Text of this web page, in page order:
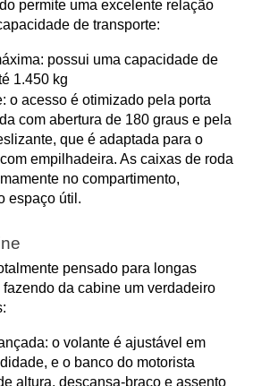
permite uma excelente relação
de transporte:
possui uma capacidade de
1.450 kg
o acesso é otimizado pela porta
com abertura de 180 graus e pela
que é adaptada para o
empilhadeira. As caixas de roda
no compartimento,
espaço útil.
pensado para longas
da cabine um verdadeiro
o volante é ajustável em
e o banco do motorista
altura, descansa-braço e assento